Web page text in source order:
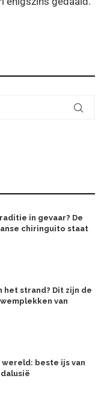
in gevaar? De
chiringuito staat
het strand? Dit zijn de
van
beste ijs van